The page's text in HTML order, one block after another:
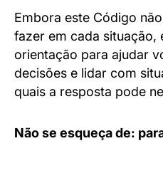
Embora este Código
fazer em cada situação,
orientação para ajudar
decisões e lidar com
quais a resposta pode
Não se esqueça de: